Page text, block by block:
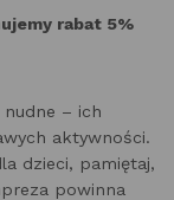
rabat 5%
– ich
aktywności.
dzieci, pamiętaj,
powinna